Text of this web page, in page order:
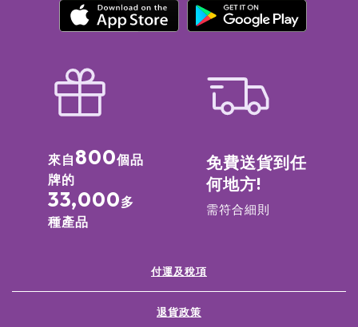
來自 800個品
牌的
33,000多
種產品
免費送貨到任
何地方!
需符合細則
付運及稅項
退貨政策